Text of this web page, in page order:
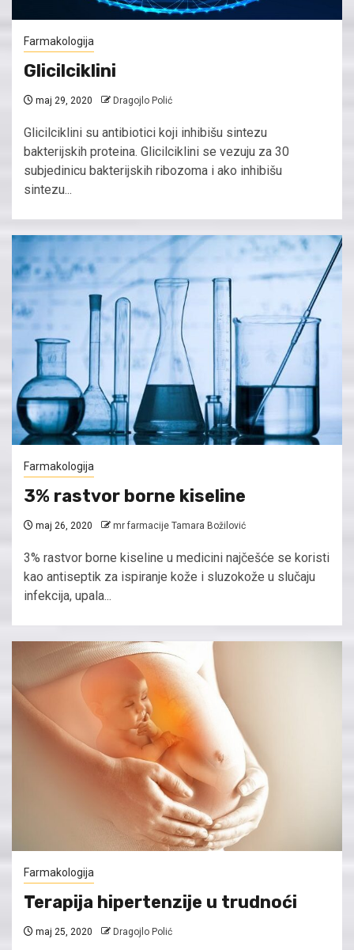
Farmakologija
Glicilciklini
maj 29, 2020 Dragojlo Polić
Glicilciklini su antibiotici koji inhibišu sintezu
bakterijskih proteina. Glicilciklini se vezuju za 30
subjedinicu bakterijskih ribozoma i ako inhibišu
sintezu...
Farmakologija
3% rastvor borne kiseline
maj 26, 2020 mr farmacije Tamara Božilović
3% rastvor borne kiseline u medicini najčešće se koristi
kao antiseptik za ispiranje kože i sluzokože u slučaju
infekcija, upala...
Farmakologija
Terapija hipertenzije u trudnoći
maj 25, 2020 Dragojlo Polić